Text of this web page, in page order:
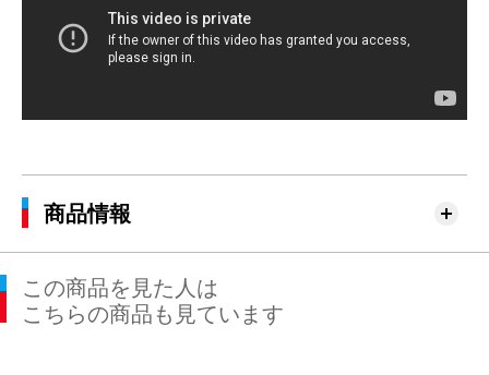
商品情報
この商品を見た人は
こちらの商品も見ています